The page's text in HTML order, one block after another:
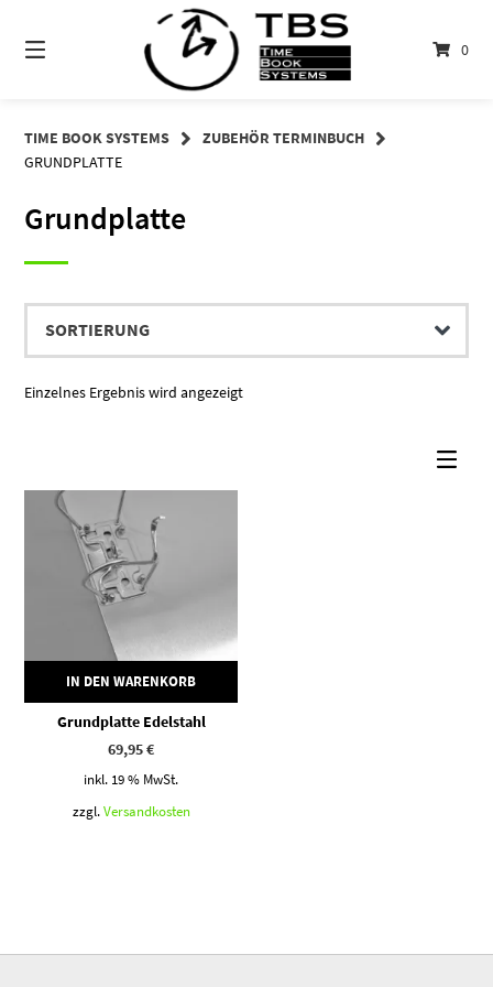
Inhalt
0
TIME BOOK SYSTEMS
ZUBEHÖR TERMINBUCH
GRUNDPLATTE
Grundplatte
Einzelnes Ergebnis wird angezeigt
IN DEN WARENKORB
Grundplatte Edelstahl
69,95€
inkl. 19 % MwSt.
zzgl. Versandkosten